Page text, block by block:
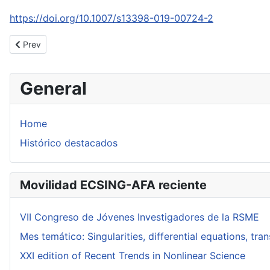
General
Home
Histórico destacados
Movilidad ECSING-AFA reciente
VII Congreso de Jóvenes Investigadores de la RSME
Mes temático: Singularities, differential equations,
XXI edition of Recent Trends in Nonlinear Science
https://doi.org/10.1007/s13398-019-00724-2
Previous article: On the multiple-scale analysis for some linear
Prev